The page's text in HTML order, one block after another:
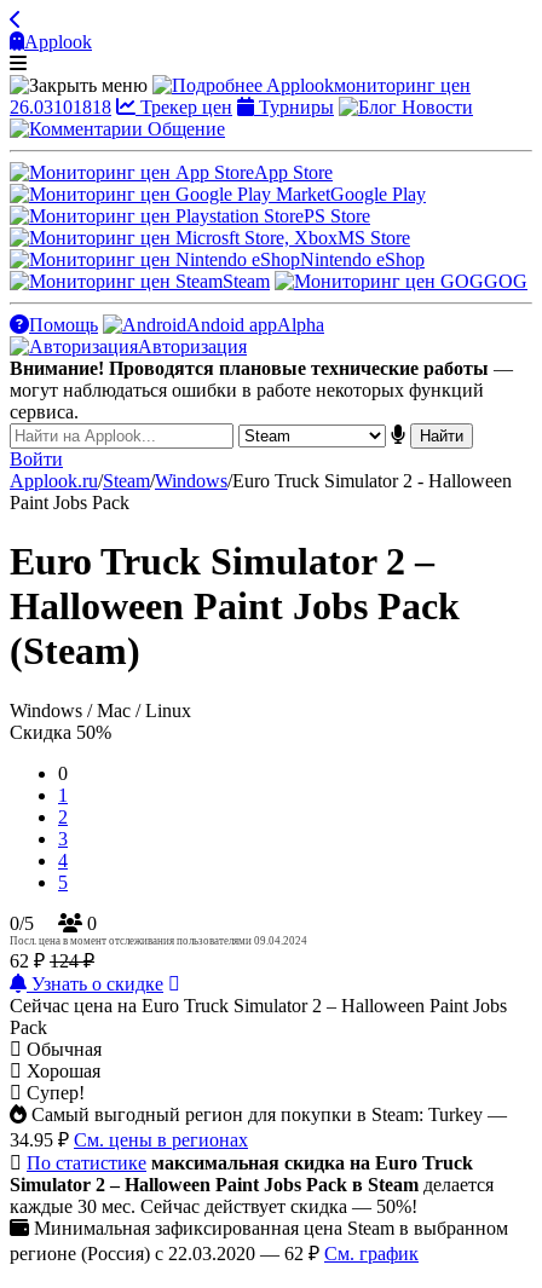
Applook
Applookмониторинг цен
26.03101818
Трекер цен Турниры
Новости
Общение
App Store
Google Play
PS Store
MS Store
Nintendo eShop
Steam
GOG
Помощь Andoid appAlpha
Авторизация
Внимание! Проводятся плановые технические работы —
могут наблюдаться ошибки в работе некоторых функций
сервиса.
Войти
Applook.ru/Steam/Windows/Euro Truck Simulator 2 - Halloween
Paint Jobs Pack
Euro Truck Simulator 2 –
Halloween Paint Jobs Pack
(Steam)
Windows / Mac / Linux
Скидка 50%
0
1
2
3
4
5
0/5
0
Посл. цена в момент отслеживания пользователями 09.04.2024
62 ₽ 124 ₽
Узнать о скидке
Сейчас цена на Euro Truck Simulator 2 – Halloween Paint Jobs
Pack
Обычная
Хорошая
Супер!
Самый выгодный регион для покупки в Steam: Turkey —
34.95 ₽ См. цены в регионах
По статистике максимальная скидка на Euro Truck
Simulator 2 – Halloween Paint Jobs Pack в Steam делается
каждые 30 мес. Сейчас действует скидка — 50%!
Минимальная зафиксированная цена Steam в выбранном
регионе (Россия) с 22.03.2020 — 62 ₽ См. график